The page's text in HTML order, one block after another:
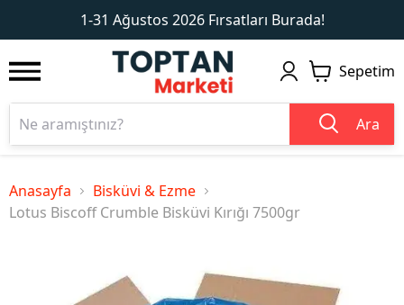
1-31 Ağustos 2026 Fırsatları Burada!
1 2
Sepetim
Ara
Anasayfa
Bisküvi & Ezme
Lotus Biscoff Crumble Bisküvi Kırığı 7500gr